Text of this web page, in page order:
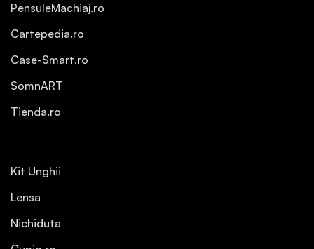
PensuleMachiaj.ro
Cartepedia.ro
Case-Smart.ro
SomnART
Tienda.ro
Kit Unghii
Lensa
Nichiduta